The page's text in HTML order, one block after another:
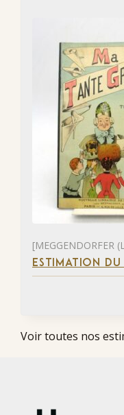
[MEGGENDORFER
ESTIMATION
Voir toutes nos